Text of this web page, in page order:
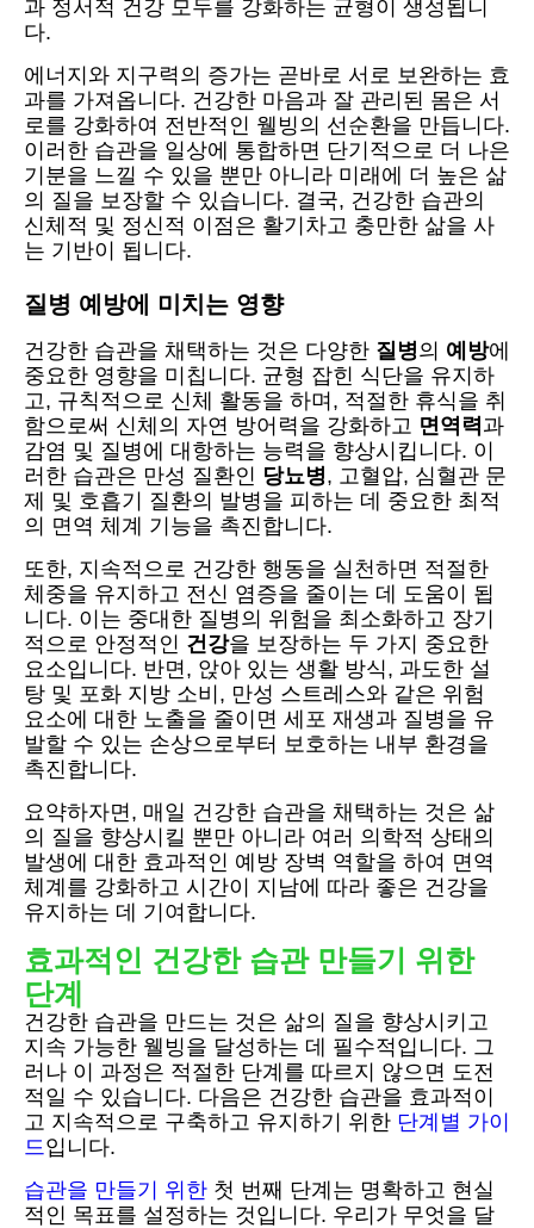
과 정서적 건강 모두를 강화하는 균형이 생성됩니
다.
에너지와 지구력의 증가는 곧바로 서로 보완하는 효
과를 가져옵니다. 건강한 마음과 잘 관리된 몸은 서
로를 강화하여 전반적인 웰빙의 선순환을 만듭니다.
이러한 습관을 일상에 통합하면 단기적으로 더 나은
기분을 느낄 수 있을 뿐만 아니라 미래에 더 높은 삶
의 질을 보장할 수 있습니다. 결국, 건강한 습관의
신체적 및 정신적 이점은 활기차고 충만한 삶을 사
는 기반이 됩니다.
질병 예방에 미치는 영향
건강한 습관을 채택하는 것은 다양한 질병의 예방에
중요한 영향을 미칩니다. 균형 잡힌 식단을 유지하
고, 규칙적으로 신체 활동을 하며, 적절한 휴식을 취
함으로써 신체의 자연 방어력을 강화하고 면역력과
감염 및 질병에 대항하는 능력을 향상시킵니다. 이
러한 습관은 만성 질환인 당뇨병, 고혈압, 심혈관 문
제 및 호흡기 질환의 발병을 피하는 데 중요한 최적
의 면역 체계 기능을 촉진합니다.
또한, 지속적으로 건강한 행동을 실천하면 적절한
체중을 유지하고 전신 염증을 줄이는 데 도움이 됩
니다. 이는 중대한 질병의 위험을 최소화하고 장기
적으로 안정적인 건강을 보장하는 두 가지 중요한
요소입니다. 반면, 앉아 있는 생활 방식, 과도한 설
탕 및 포화 지방 소비, 만성 스트레스와 같은 위험
요소에 대한 노출을 줄이면 세포 재생과 질병을 유
발할 수 있는 손상으로부터 보호하는 내부 환경을
촉진합니다.
요약하자면, 매일 건강한 습관을 채택하는 것은 삶
의 질을 향상시킬 뿐만 아니라 여러 의학적 상태의
발생에 대한 효과적인 예방 장벽 역할을 하여 면역
체계를 강화하고 시간이 지남에 따라 좋은 건강을
유지하는 데 기여합니다.
효과적인 건강한 습관 만들기 위한
단계
건강한 습관을 만드는 것은 삶의 질을 향상시키고
지속 가능한 웰빙을 달성하는 데 필수적입니다. 그
러나 이 과정은 적절한 단계를 따르지 않으면 도전
적일 수 있습니다. 다음은 건강한 습관을 효과적이
고 지속적으로 구축하고 유지하기 위한 단계별 가이
드입니다.
습관을 만들기 위한 첫 번째 단계는 명확하고 현실
적인 목표를 설정하는 것입니다. 우리가 무엇을 달